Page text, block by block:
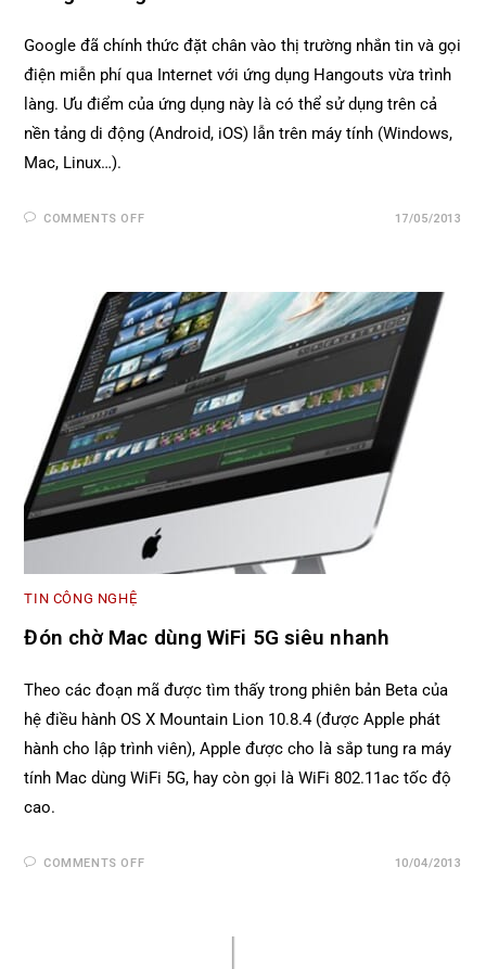
Google đã chính thức đặt chân vào thị trường nhắn tin và gọi
điện miễn phí qua Internet với ứng dụng Hangouts vừa trình
làng. Ưu điểm của ứng dụng này là có thể sử dụng trên cả
nền tảng di động (Android, iOS) lẫn trên máy tính (Windows,
Mac, Linux…).
COMMENTS OFF 17/05/2013
TIN CÔNG NGHỆ
Đón chờ Mac dùng WiFi 5G siêu nhanh
Theo các đoạn mã được tìm thấy trong phiên bản Beta của
hệ điều hành OS X Mountain Lion 10.8.4 (được Apple phát
hành cho lập trình viên), Apple được cho là sắp tung ra máy
tính Mac dùng WiFi 5G, hay còn gọi là WiFi 802.11ac tốc độ
cao.
COMMENTS OFF 10/04/2013